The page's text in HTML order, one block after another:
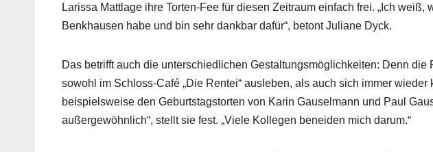
Larissa Mattlage ihre Torten-Fee für diesen Zeitraum einfach frei. „Ich
Benkhausen habe und bin sehr dankbar dafür“, betont Juliane Dyck.
Das betrifft auch die unterschiedlichen Gestaltungsmöglichkeiten: Denn
sowohl im Schloss-Café „Die Rentei“ ausleben, als auch sich immer
beispielsweise den Geburtstagstorten von Karin Gauselmann und Paul
außergewöhnlich“, stellt sie fest. „Viele Kollegen beneiden mich darum.“